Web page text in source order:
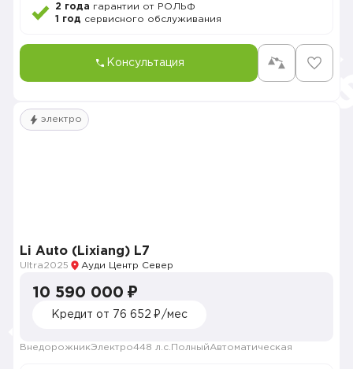
2 года гарантии от РОЛЬФ
1 год сервисного обслуживания
Консультация
электро
Li Auto (Lixiang) L7
Ultra2025 Ауди Центр Север
10 590 000 ₽
Кредит от 76 652 ₽/мес
ВнедорожникЭлектро448 л.с. ПолныйАвтоматическая